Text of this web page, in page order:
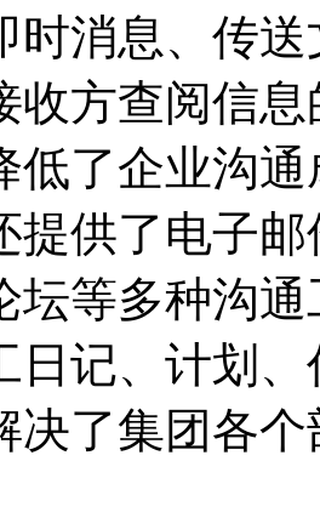
时消息、传
收方查阅信
低了企业沟
提供了电子
坛等多种沟
日记、计划
决了集团各